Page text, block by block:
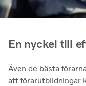
En nyckel till
Även de bästa
att förarutbildningar